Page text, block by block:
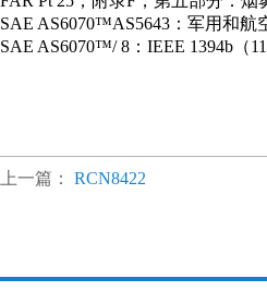
SAE AS6070™AS5643：军用和航
SAE AS6070™/ 8：IEEE 1394b（
上一篇： RCN8422